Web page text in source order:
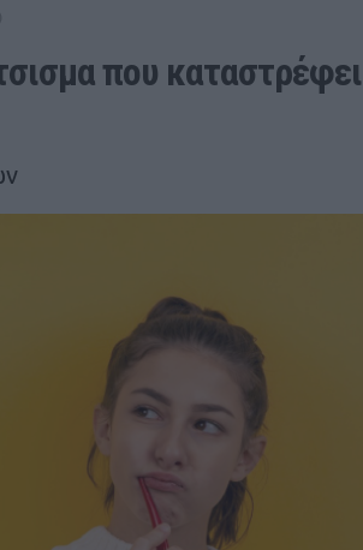
που καταστρέφει